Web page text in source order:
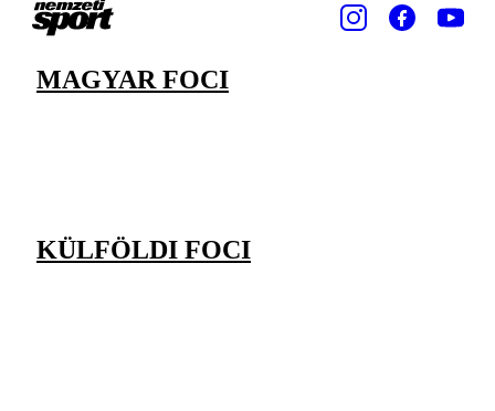
MAGYAR FOCI
KÜLFÖLDI FOCI